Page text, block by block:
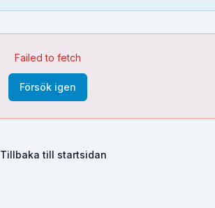
Failed to fetch
Försök igen
till startsidan